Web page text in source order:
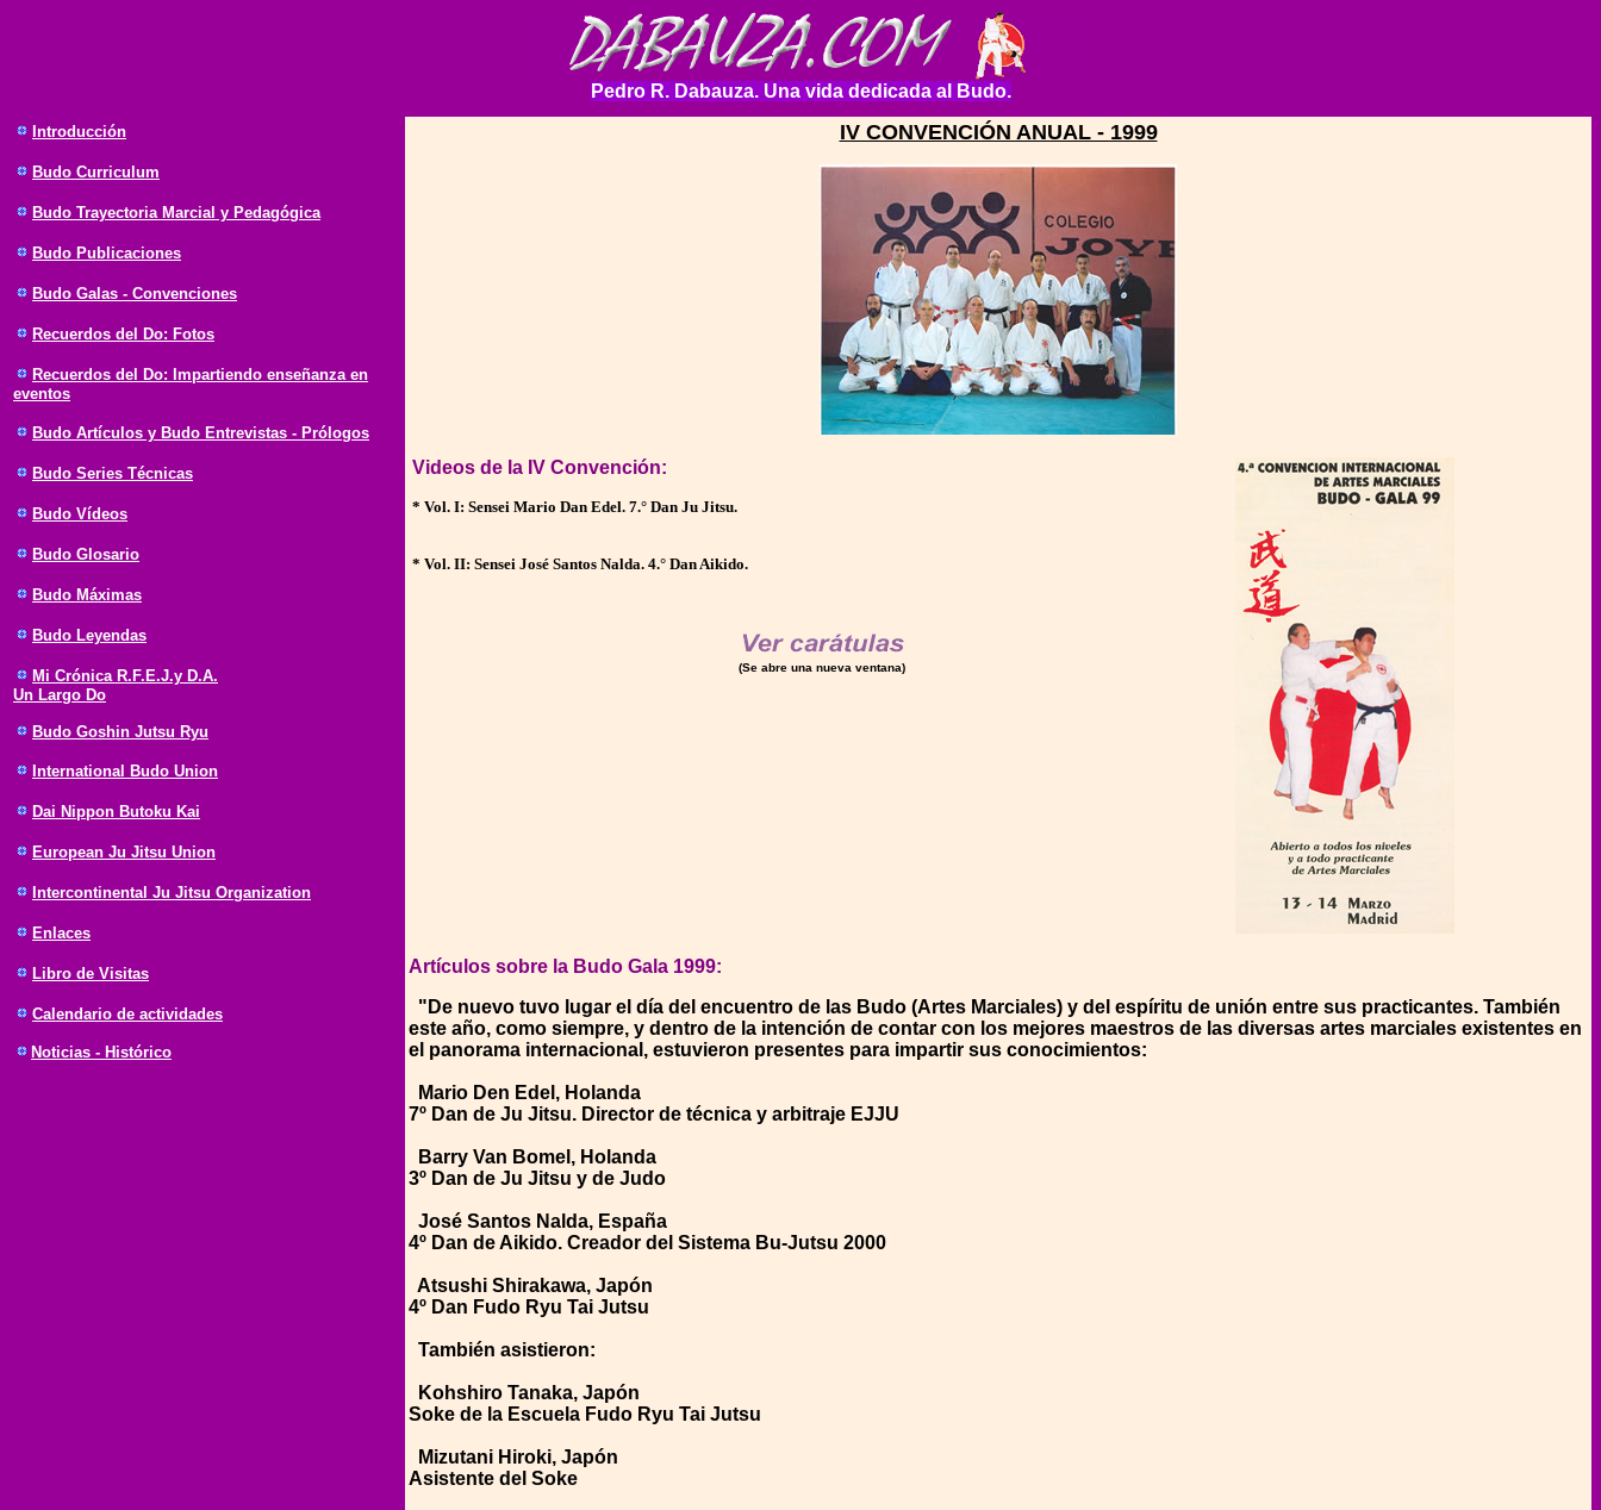
Pedro R. Dabauza. Una vida dedicada al Budo.
Introducción
Budo Curriculum
Budo Trayectoria Marcial y Pedagógica
Budo Publicaciones
Budo Galas - Convenciones
Recuerdos del Do: Fotos
Recuerdos del Do: Impartiendo enseñanza en
eventos
Budo Artículos y Budo Entrevistas - Prólogos
Budo Series Técnicas
Budo Vídeos
Budo Glosario
Budo Máximas
Budo Leyendas
Mi Crónica R.F.E.J.y D.A.
Un Largo Do
Budo Goshin Jutsu Ryu
International Budo Union
Dai Nippon Butoku Kai
European Ju Jitsu Union
Intercontinental Ju Jitsu Organization
Enlaces
Libro de Visitas
Calendario de actividades
Noticias - Histórico
IV CONVENCIÓN ANUAL - 1999
Videos de la IV Convención:
* Vol. I: Sensei Mario Dan Edel. 7.° Dan Ju Jitsu.
* Vol. II: Sensei José Santos Nalda. 4.° Dan Aikido.
(Se abre una nueva ventana)
Artículos sobre la Budo Gala 1999:
"De nuevo tuvo lugar el día del encuentro de las Budo (Artes Marciales) y del espíritu de unión entre sus practicantes. También
este año, como siempre, y dentro de la intención de contar con los mejores maestros de las diversas artes marciales existentes en
el panorama internacional, estuvieron presentes para impartir sus conocimientos:
Mario Den Edel, Holanda
7º Dan de Ju Jitsu. Director de técnica y arbitraje EJJU
Barry Van Bomel, Holanda
3º Dan de Ju Jitsu y de Judo
José Santos Nalda, España
4º Dan de Aikido. Creador del Sistema Bu-Jutsu 2000
Atsushi Shirakawa, Japón
4º Dan Fudo Ryu Tai Jutsu
También asistieron:
Kohshiro Tanaka, Japón
Soke de la Escuela Fudo Ryu Tai Jutsu
Mizutani Hiroki, Japón
Asistente del Soke